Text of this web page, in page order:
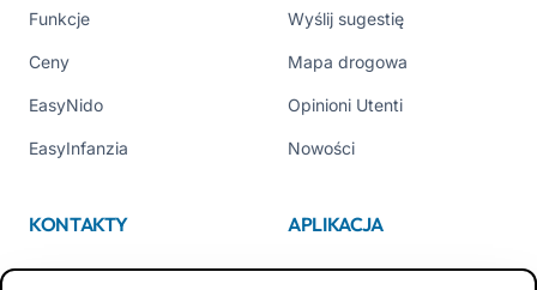
Funkcje
Ceny
EasyNido
EasyInfanzia
Wyślij sugestię
Mapa drogowa
Opinioni Utenti
Nowości
KONTAKTY
Kim jesteśmy
APLIKACJA
App Store